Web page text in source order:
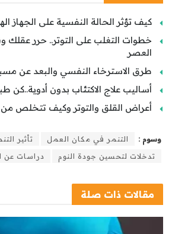
كيف تؤثر الحالة النفسية على الجهاز
خطوات التغلب على التوتر.. حرر
العصر
طرق الاسترخاء النفسي والبعد عن
أساليب علاج الاكتئاب بدون
أعراض القلق والتوتر وكيف تتخلص من
وسوم : التنمر في مكان العمل
تأثير
تدخلات لتحسين جودة النوم
دراسات عن
مقالات ذات صلة